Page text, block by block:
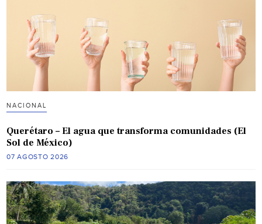
NACIONAL
Querétaro – El agua que transforma comunidades (El
Sol de México)
07 AGOSTO 2026